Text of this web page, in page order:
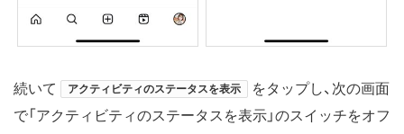
続いて アクティビティのステータスを表示
をタップし、次の画面
で「アクティビティのステータスを表示」のスイッチをオフ